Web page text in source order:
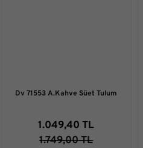
Dv 71553 A.Kahve Süet Tulum
1.049,40 TL
1.749,00 TL